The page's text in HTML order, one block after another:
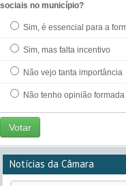
sociais no município?
Sim, é essencial para a
Sim, mas falta incentivo
Não vejo tanta importância
Não tenho opinião formada
Votar
Notícias da Câmara